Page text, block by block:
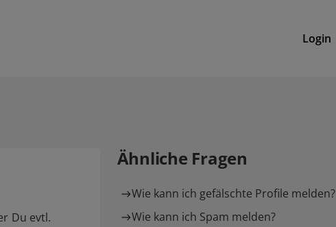
Login
Du evtl.
Ähnliche Fragen
Wie kann ich gefälschte Profile melden?
Wie kann ich Spam melden?